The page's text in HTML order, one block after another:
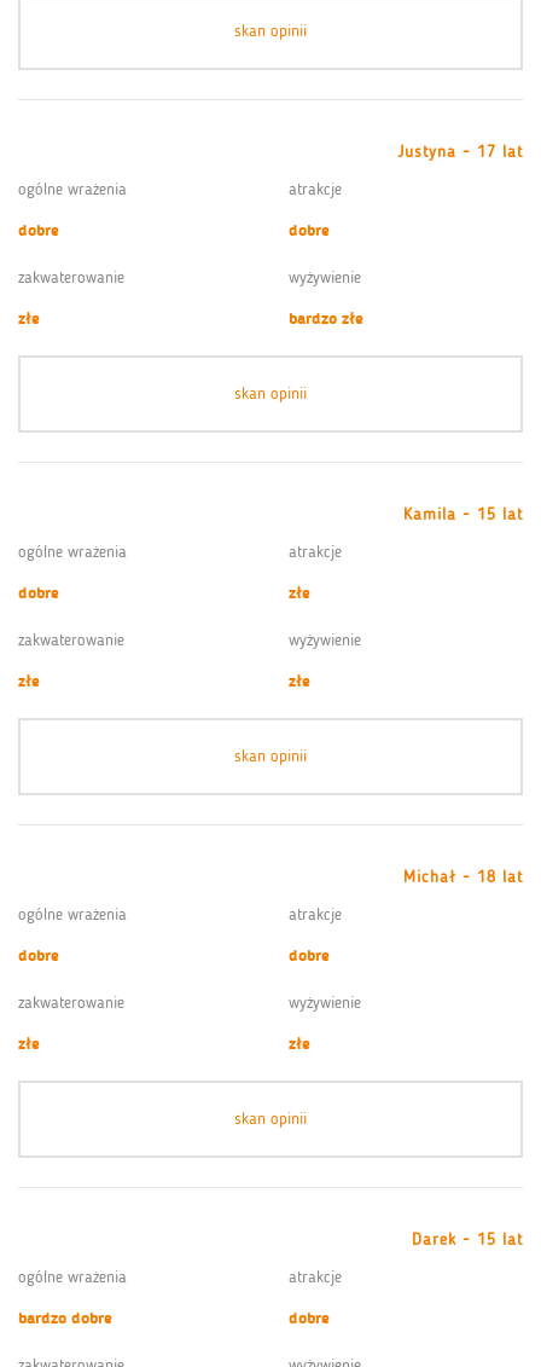
skan opinii
Justyna - 17 lat
ogólne wrażenia
dobre
atrakcje
dobre
zakwaterowanie
złe
wyżywienie
bardzo złe
skan opinii
Kamila - 15 lat
ogólne wrażenia
dobre
atrakcje
złe
zakwaterowanie
złe
wyżywienie
złe
skan opinii
Michał - 18 lat
ogólne wrażenia
dobre
atrakcje
dobre
zakwaterowanie
złe
wyżywienie
złe
skan opinii
Darek - 15 lat
ogólne wrażenia
bardzo dobre
atrakcje
dobre